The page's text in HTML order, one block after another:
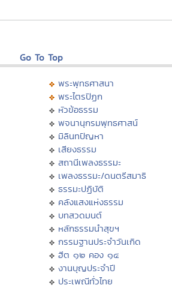
Go To Top
พระพุทธศาสนา
พระไตรปิฏก
หัวข้อธรรม
พจนานุกรมพุทธศาสน์
มิลินทปัญหา
เสียงธรรม
สถานีเพลงธรรมะ
เพลงธรรมะ/ดนตรีสมาธิ
ธรรมะปฏิบัติ
คลังแสงแห่งธรรม
บทสวดมนต์
หลักธรรมนำสุขฯ
กรรมฐานประจำวันเกิด
ฮีต ๑๒ คอง ๑๔
งานบุญประจำปี
ประเพณีทั่วไทย